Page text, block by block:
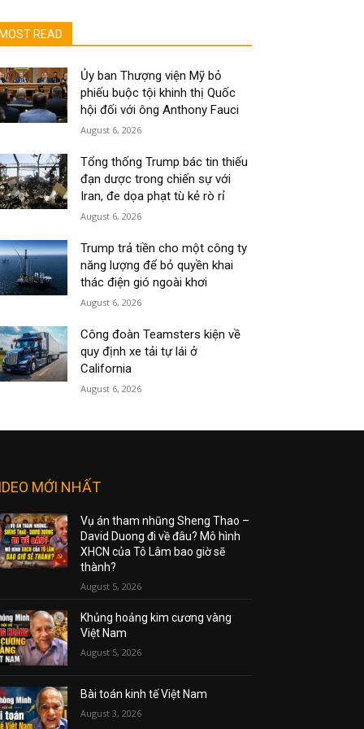
MOST READ
Ủy ban Thượng viện Mỹ bỏ
phiếu buộc tội khinh thị Quốc
hội đối với ông Anthony Fauci
August 6, 2026
Tổng thống Trump bác tin thiếu
đạn dược trong chiến sự với
Iran, đe dọa phạt tù kẻ rò rỉ
August 6, 2026
Trump trả tiền cho một công ty
năng lượng để bỏ quyền khai
thác điện gió ngoài khơi
August 6, 2026
Công đoàn Teamsters kiện về
quy định xe tải tự lái ở
California
August 6, 2026
MỚI NHẤT
Vụ án tham nhũng Sheng Thao –
David Duong đi về đâu? Mô hình
XHCN của Tô Lâm bao giờ sẽ
thành?
August 5, 2026
Khủng hoảng kim cương vàng
Việt Nam
August 5, 2026
Bài toán kinh tế Việt Nam
August 3, 2026